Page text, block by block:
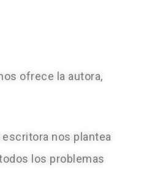
ofrece la autora,
nos plantea
los problemas